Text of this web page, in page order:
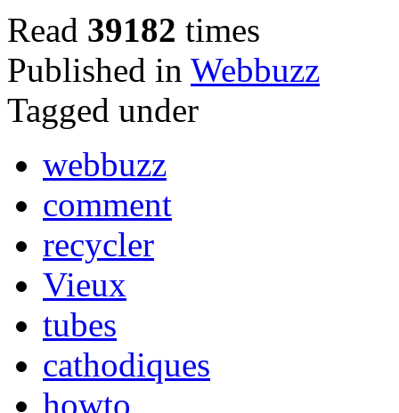
Read 39182 times
Published in Webbuzz
Tagged under
webbuzz
comment
recycler
Vieux
tubes
cathodiques
howto